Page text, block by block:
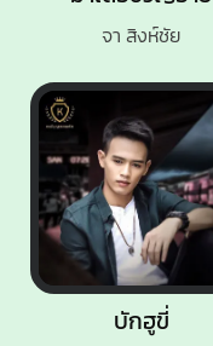
บักฮูขี่
จา สิงห์ชัย